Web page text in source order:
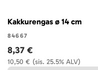
Kakkurengas ø 14 cm
84667
(sis. 25.5% ALV)
10,50 €
8,37 €